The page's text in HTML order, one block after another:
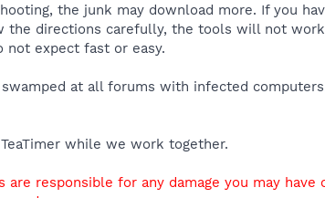
the junk may download more. If you
the directions carefully, the tools will not
not expect fast or easy.
at all forums with infected
while we work together.
responsible for any damage you may